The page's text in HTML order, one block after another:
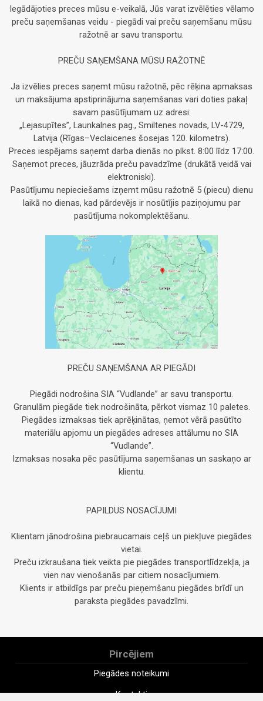
Iegādājoties preces mūsu e-veikalā, Jūs varat izvēlēties vēlamo
preču saņemšanas veidu - piegādi vai preču saņemšanu mūsu
ražotnē ar savu transportu.
PREČU SAŅEMŠANA MŪSU RAŽOTNĒ
Ja izvēlies preces saņemt mūsu ražotnē, pēc rēķina apmaksas
un maksājuma apstiprinājuma saņemšanas vari doties pakaļ
savam pasūtījumam uz adresi:
„Lejasupītes”, Launkalnes pag., Smiltenes novads, LV-4729,
Latvija (Rīgas–Veclaicenes šosejas 120. kilometrs).
Preces iespējams saņemt darba dienās no plkst. 8:00 līdz 17:00.
Saņemot preces, jāuzrāda preču pavadzīme (drukātā veidā vai
elektroniski).
Pasūtījumu nepieciešams izņemt mūsu ražotnē 5 (piecu) dienu
laikā no dienas, kad pārdevējs ir nosūtījis paziņojumu par
pasūtījuma nokomplektēšanu.
PREČU SAŅEMŠANA AR PIEGĀDI
Piegādi nodrošina SIA “Vudlande” ar savu transportu.
Granulām piegāde tiek nodrošināta, pērkot vismaz 10 paletes.
Piegādes izmaksas tiek aprēķinātas, ņemot vērā pasūtīto
materiālu apjomu un piegādes adreses attālumu no SIA
“Vudlande”.
Izmaksas nosaka pēc pasūtījuma saņemšanas un saskaņo ar
klientu.
PAPILDUS NOSACĪJUMI
Klientam jānodrošina piebraucamais ceļš un piekļuve piegādes
vietai.
Preču izkraušana tiek veikta pie piegādes transportlīdzekļa, ja
vien nav vienošanās par citiem nosacījumiem.
Klients ir atbildīgs par preču pieņemšanu piegādes brīdī un
paraksta piegādes pavadzīmi.
Pircējiem
Piegādes noteikumi
Kontakti